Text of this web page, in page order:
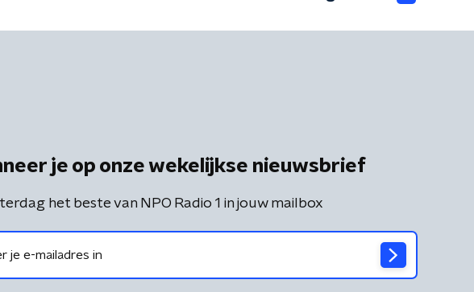
je op onze wekelijkse nieuwsbrief
het beste van NPO Radio 1 in jouw mailbox